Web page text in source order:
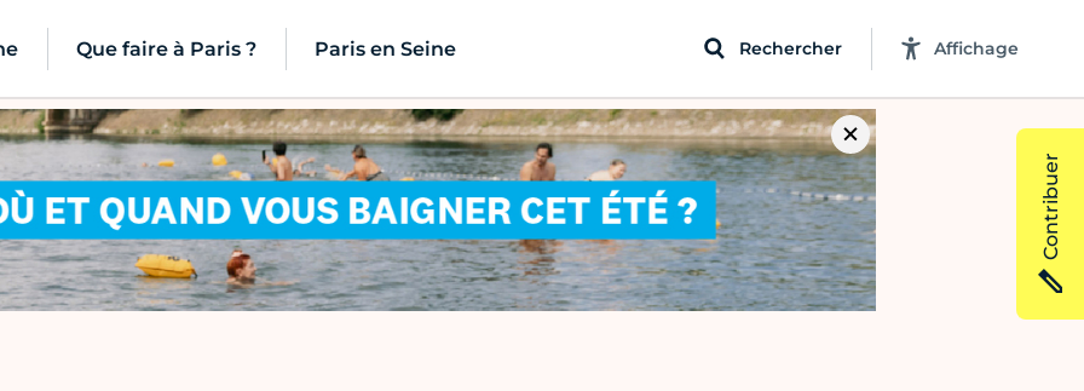
Que faire à Paris ? Paris en Seine Rechercher Affichage
Contribuer